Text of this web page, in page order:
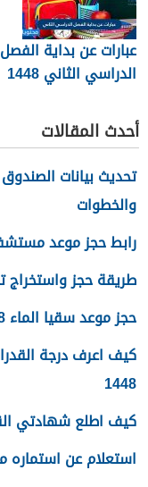
عبارات عن بداية الفصل
الدراسي الثاني 1448
أحدث المقالات
والخطوات
رابط حجز موعد
طريقة حجز واستخراج
حجز موعد سقيا الماء 1448 بوابة المواطن
كيف اعرف درجة
1448
كيف اطلع شهادتي
استعلام عن استماره منتهيه 1448